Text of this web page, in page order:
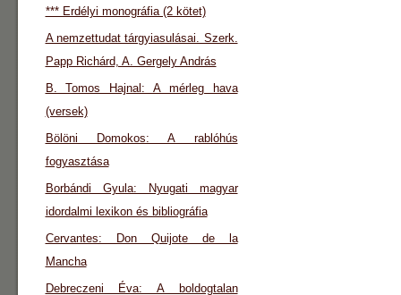
*** Erdélyi monográfia (2 kötet)
A nemzettudat tárgyiasulásai. Szerk.
Papp Richárd, A. Gergely András
B. Tomos Hajnal: A mérleg hava
(versek)
Bölöni Domokos: A rablóhús
fogyasztása
Borbándi Gyula: Nyugati magyar
idordalmi lexikon és bibliográfia
Cervantes: Don Quijote de la
Mancha
Debreczeni Éva: A boldogtalan